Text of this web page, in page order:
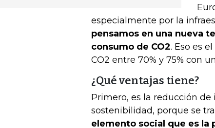
especialmente por la
pensamos en una nueva
consumo de CO2. Eso es
CO2 entre 70% y 75% con
¿Qué ventajas tiene?
Primero, es la reducción
sostenibilidad, porque se
elemento social que es